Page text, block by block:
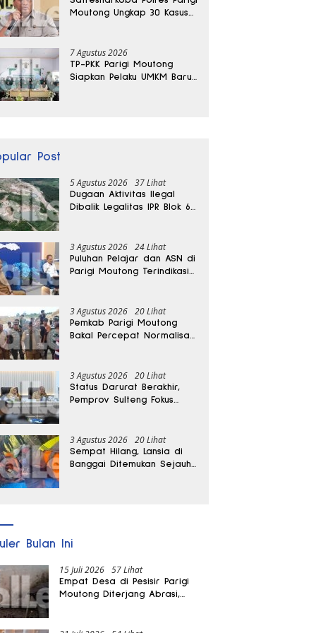
Moutong Ungkap 30 Kasus
7 Agustus 2026
TP-PKK Parigi Moutong
Siapkan Pelaku UMKM Baru
Post
5 Agustus 2026 37 Lihat
Dugaan Aktivitas Ilegal
Dibalik Legalitas IPR Blok 6
3 Agustus 2026 24 Lihat
Puluhan Pelajar dan ASN di
Parigi Moutong Terindikasi
3 Agustus 2026 20 Lihat
Pemkab Parigi Moutong
Bakal Percepat Normalisasi
Panas
3 Agustus 2026 20 Lihat
Status Darurat Berakhir,
Pemprov Sulteng Fokus
3 Agustus 2026 20 Lihat
Sempat Hilang, Lansia di
Banggai Ditemukan Sejauh
Bulan Ini
15 Juli 2026 57 Lihat
Empat Desa di Pesisir Parigi
Moutong Diterjang Abrasi,